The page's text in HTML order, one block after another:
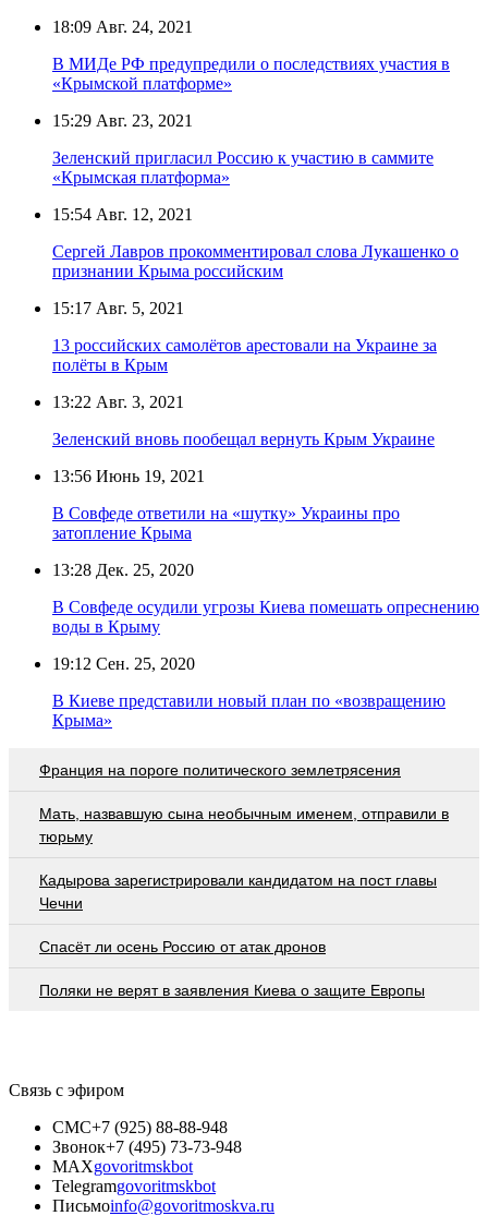
18:09 Авг. 24, 2021
В МИДе РФ предупредили о последствиях участия в
«Крымской платформе»
15:29 Авг. 23, 2021
Зеленский пригласил Россию к участию в саммите
«Крымская платформа»
15:54 Авг. 12, 2021
Сергей Лавров прокомментировал слова Лукашенко о
признании Крыма российским
15:17 Авг. 5, 2021
13 российских самолётов арестовали на Украине за
полёты в Крым
13:22 Авг. 3, 2021
Зеленский вновь пообещал вернуть Крым Украине
13:56 Июнь 19, 2021
В Совфеде ответили на «шутку» Украины про
затопление Крыма
13:28 Дек. 25, 2020
В Совфеде осудили угрозы Киева помешать опреснению
воды в Крыму
19:12 Сен. 25, 2020
В Киеве представили новый план по «возвращению
Крыма»
Франция на пороге политического землетрясения
Мать, назвавшую сына необычным именем, отправили в
тюрьму
Кадырова зарегистрировали кандидатом на пост главы
Чечни
Спасёт ли осень Россию от атак дронов
Поляки не верят в заявления Киева о защите Европы
Связь с эфиром
СМС+7 (925) 88-88-948
Звонок+7 (495) 73-73-948
MAXgovoritmskbot
Telegramgovoritmskbot
Письмоinfo@govoritmoskva.ru